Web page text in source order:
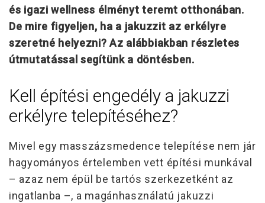
és igazi wellness élményt teremt otthonában.
De mire figyeljen, ha a jakuzzit az erkélyre
szeretné helyezni? Az alábbiakban részletes
útmutatással segítünk a döntésben.
Kell építési engedély a jakuzzi
erkélyre telepítéséhez?
Mivel egy masszázsmedence telepítése nem jár
hagyományos értelemben vett építési munkával
– azaz nem épül be tartós szerkezetként az
ingatlanba –, a magánhasználatú jakuzzi